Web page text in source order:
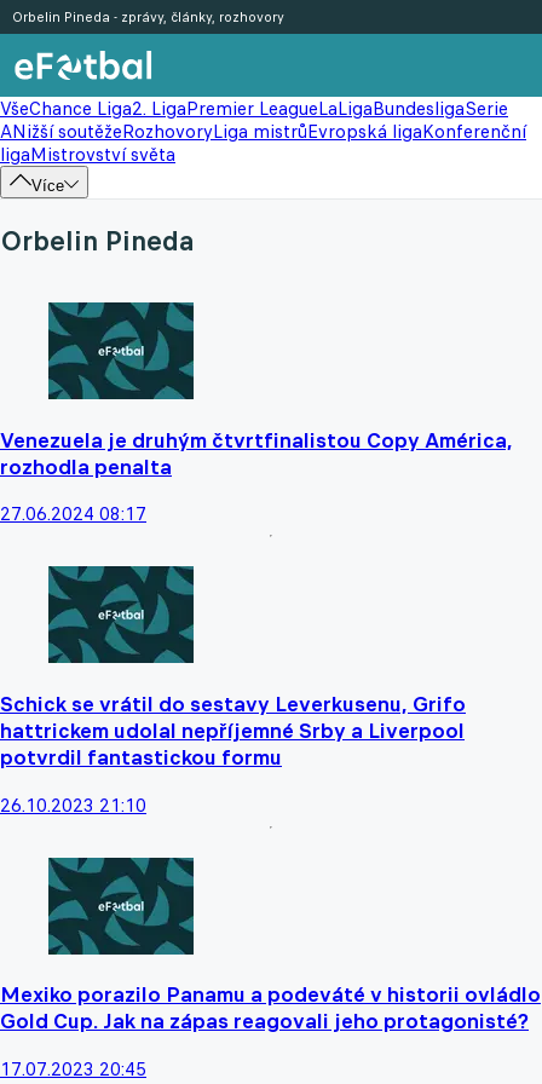
VšeChance Liga2. LigaPremier LeagueLaLigaBundesligaSerie
ANižší soutěžeRozhovoryLiga mistrůEvropská ligaKonferenční
ligaMistrovství světa
Více
Orbelin Pineda - zprávy, články, rozhovory
Orbelin Pineda
Venezuela je druhým čtvrtfinalistou Copy América,
rozhodla penalta
27.06.2024 08:17
Schick se vrátil do sestavy Leverkusenu, Grifo
hattrickem udolal nepříjemné Srby a Liverpool
potvrdil fantastickou formu
26.10.2023 21:10
Mexiko porazilo Panamu a podeváté v historii ovládlo
Gold Cup. Jak na zápas reagovali jeho protagonisté?
17.07.2023 20:45